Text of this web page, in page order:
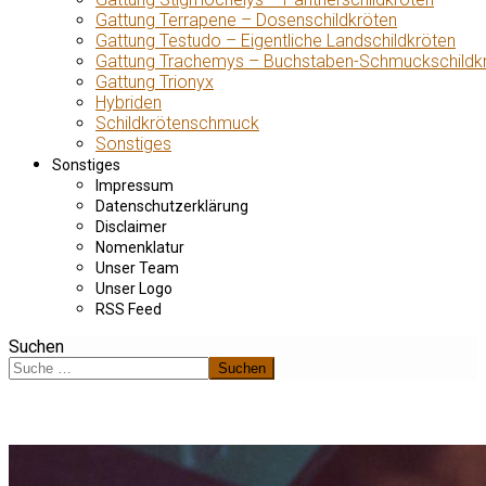
Gattung Terrapene – Dosenschildkröten
Gattung Testudo – Eigentliche Landschildkröten
Gattung Trachemys – Buchstaben-
Gattung Trionyx
Hybriden
Schildkrötenschmuck
Sonstiges
Sonstiges
Impressum
Datenschutzerklärung
Disclaimer
Nomenklatur
Unser Team
Unser Logo
RSS Feed
Suchen
Suchen